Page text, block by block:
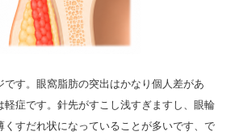
です。眼窩脂肪の突出はかなり個人差があ
軽症です。針先がすこし浅すぎますし、眼輪
くすだれ状になっていることが多いです、で